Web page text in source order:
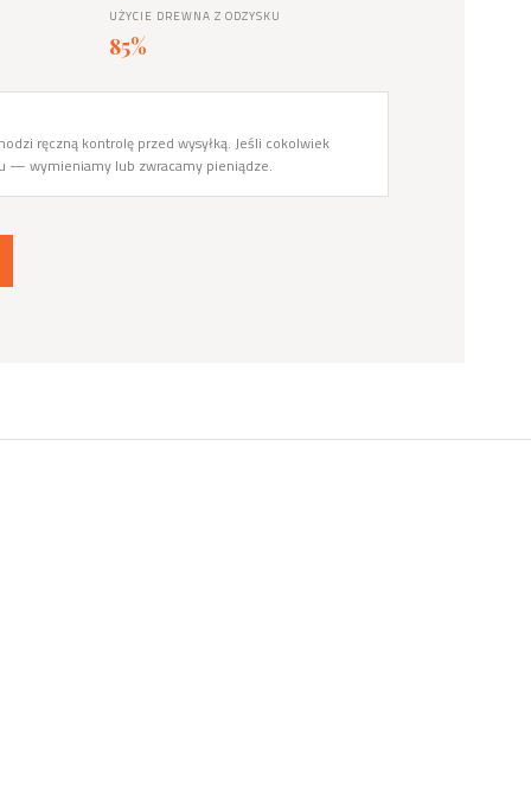
UŻYCIE DREWNA Z ODZYSKU
85%
ręczną kontrolę przed wysyłką. Jeśli cokolwiek
— wymieniamy lub zwracamy pieniądze.